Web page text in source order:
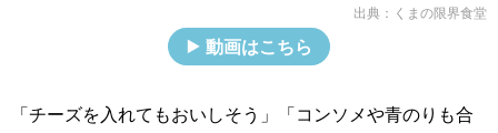
出典： くまの限界食堂
動画はこちら
「チーズを入れてもおいしそう」「コンソメや青のりも合